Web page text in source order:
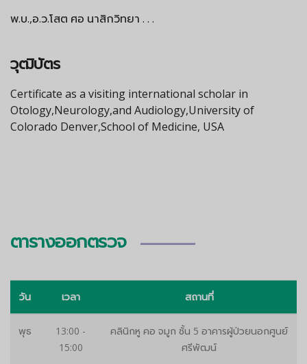
พ.บ.,อ.ว.โสต ศอ นาสิกวิทยา . . .
วุฒิบัตร
Certificate as a visiting international scholar in
Otology,Neurology,and Audiology,University of
Colorado Denver,School of Medicine, USA
ตารางออกตรวจ
วัน เวลา สถานที่
พุธ
13:00 -
15:00
คลินิกหู คอ จมูก ชั้น 5 อาคารผู้ป่วยนอกศูนย์
ศรีพัฒน์